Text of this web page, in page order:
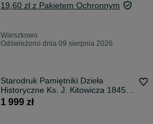
19,60 zł z Pakietem Ochronnym
Warszkowo
Odświeżono dnia 09 sierpnia 2026
Starodruk Pamiętniki Dzieła
Historyczne Ks. J. Kitowicza 1845 r.
XIX w LK/080881
1 999 zł